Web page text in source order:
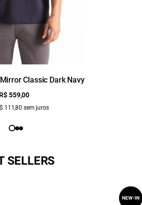
Classic Dark Navy
559,00
111,80 sem juros
SELLERS
NEW-IN